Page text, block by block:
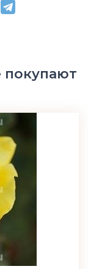
покупают